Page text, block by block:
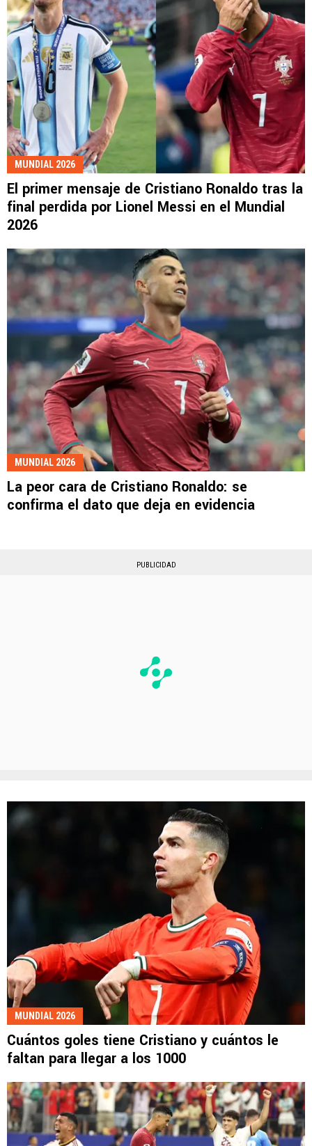
MUNDIAL 2026
El primer mensaje de Cristiano Ronaldo tras la
final perdida por Lionel Messi en el Mundial
2026
MUNDIAL 2026
La peor cara de Cristiano Ronaldo: se
confirma el dato que deja en evidencia
PUBLICIDAD
MUNDIAL 2026
Cuántos goles tiene Cristiano y cuántos le
faltan para llegar a los 1000